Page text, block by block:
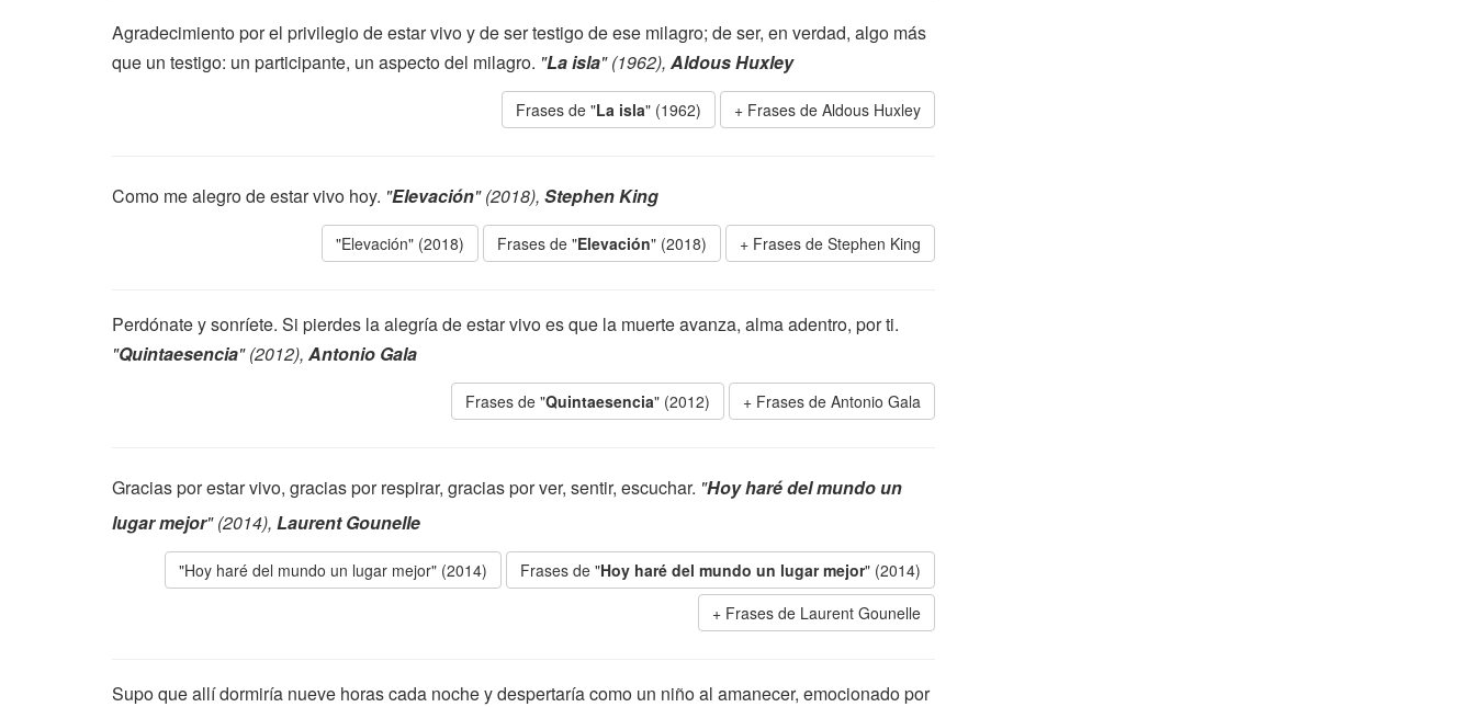
Agradecimiento por el privilegio de estar vivo y de ser testigo de ese milagro; de ser, en verdad, algo más
que un testigo: un participante, un aspecto del milagro. "La isla" (1962), Aldous Huxley
Frases de "La isla" (1962) Frases de Aldous Huxley
Como me alegro de estar vivo hoy. "Elevación" (2018), Stephen King
"Elevación" (2018) Frases de "Elevación" (2018) Frases de Stephen King
Perdónate y sonríete. Si pierdes la alegría de estar vivo es que la muerte avanza, alma adentro, por ti.
"Quintaesencia" (2012), Antonio Gala
Frases de "Quintaesencia" (2012) Frases de Antonio Gala
Gracias por estar vivo, gracias por respirar, gracias por ver, sentir, escuchar. "Hoy haré del mundo un
lugar mejor" (2014), Laurent Gounelle
"Hoy haré del mundo un lugar mejor" (2014) Frases de "Hoy haré del mundo un lugar mejor" (2014)
Frases de Laurent Gounelle
Supo que allí dormiría nueve horas cada noche y despertaría como un niño al amanecer, emocionado por